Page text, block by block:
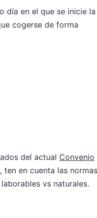
día en el que se inicie la
cogerse de forma
del actual Convenio
en cuenta las
vs naturales.